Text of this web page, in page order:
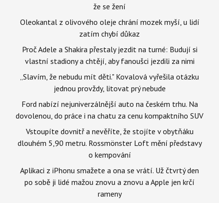
že se žení
Oleokantal z olivového oleje chrání mozek myší, u lidí
zatím chybí důkaz
Proč Adele a Shakira přestaly jezdit na turné: Budují si
vlastní stadiony a chtějí, aby fanoušci jezdili za nimi
„Slavím, že nebudu mít děti." Kovalová vyřešila otázku
jednou provždy, litovat prý nebude
Ford nabízí nejuniverzálnější auto na českém trhu. Na
dovolenou, do práce i na chatu za cenu kompaktního SUV
Vstoupíte dovnitř a nevěříte, že stojíte v obytňáku
dlouhém 5,90 metru. Rossmönster Loft mění představy
o kempování
Aplikaci z iPhonu smažete a ona se vrátí. Už čtvrtý den
po sobě ji lidé mažou znovu a znovu a Apple jen krčí
rameny